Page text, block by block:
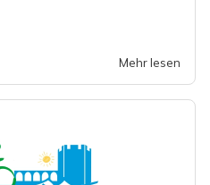
Mehr lesen